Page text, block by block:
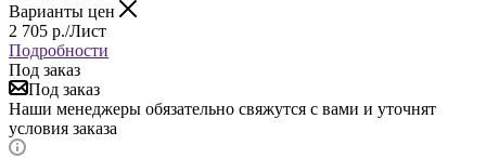
Варианты цен
2 705 р./Лист
Подробности
Под заказ
Под заказ
Наши менеджеры обязательно свяжутся с вами и уточнят
условия заказа